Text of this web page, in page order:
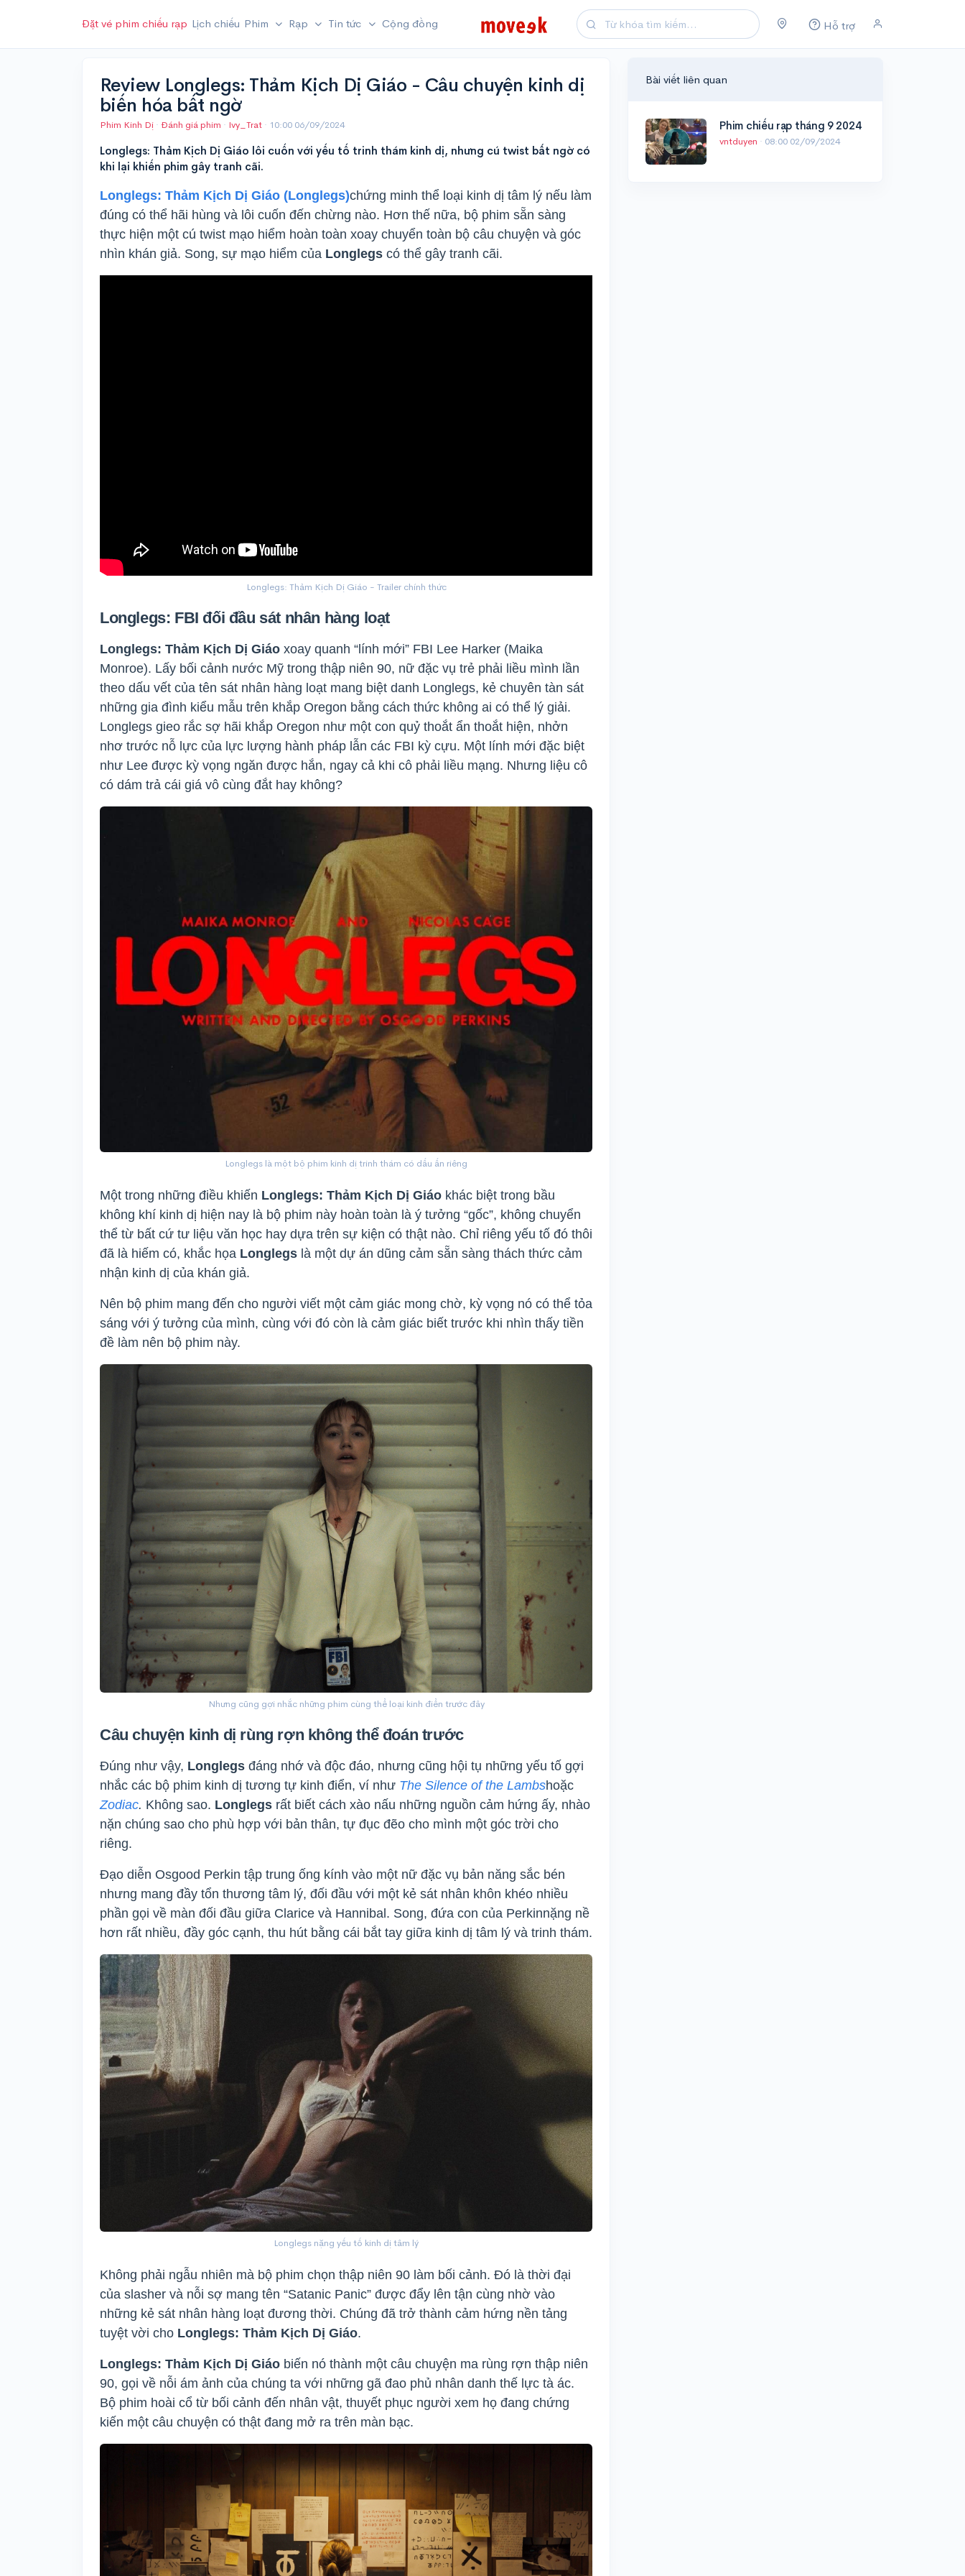
Hỗ trợ
Đặt vé phim chiếu rạp Lịch chiếu Phim Rạp Tin tức Cộng đồng
Review Longlegs: Thảm Kịch Dị Giáo - Câu chuyện kinh dị
biến hóa bất ngờ
Phim Kinh Dị · Đánh giá phim · Ivy_Trat · 10:00 06/09/2024
Longlegs: Thảm Kịch Dị Giáo lôi cuốn với yếu tố trinh thám kinh dị, nhưng cú twist bất ngờ có
khi lại khiến phim gây tranh cãi.
Longlegs: Thảm Kịch Dị Giáo (Longlegs)chứng minh thể loại kinh dị tâm lý nếu làm
đúng có thể hãi hùng và lôi cuốn đến chừng nào. Hơn thế nữa, bộ phim sẵn sàng
thực hiện một cú twist mạo hiểm hoàn toàn xoay chuyển toàn bộ câu chuyện và góc
nhìn khán giả. Song, sự mạo hiểm của Longlegs có thể gây tranh cãi.
Longlegs: Thảm Kịch Dị Giáo - Trailer chính thức
Longlegs: FBI đối đầu sát nhân hàng loạt
Longlegs: Thảm Kịch Dị Giáo xoay quanh “lính mới” FBI Lee Harker (Maika
Monroe). Lấy bối cảnh nước Mỹ trong thập niên 90, nữ đặc vụ trẻ phải liều mình lần
theo dấu vết của tên sát nhân hàng loạt mang biệt danh Longlegs, kẻ chuyên tàn sát
những gia đình kiểu mẫu trên khắp Oregon bằng cách thức không ai có thể lý giải.
Longlegs gieo rắc sợ hãi khắp Oregon như một con quỷ thoắt ẩn thoắt hiện, nhởn
nhơ trước nỗ lực của lực lượng hành pháp lẫn các FBI kỳ cựu. Một lính mới đặc biệt
như Lee được kỳ vọng ngăn được hắn, ngay cả khi cô phải liều mạng. Nhưng liệu cô
có dám trả cái giá vô cùng đắt hay không?
Longlegs là một bộ phim kinh dị trinh thám có dấu ấn riêng
Một trong những điều khiến Longlegs: Thảm Kịch Dị Giáo khác biệt trong bầu
không khí kinh dị hiện nay là bộ phim này hoàn toàn là ý tưởng “gốc”, không chuyển
thể từ bất cứ tư liệu văn học hay dựa trên sự kiện có thật nào. Chỉ riêng yếu tố đó thôi
đã là hiếm có, khắc họa Longlegs là một dự án dũng cảm sẵn sàng thách thức cảm
nhận kinh dị của khán giả.
Nên bộ phim mang đến cho người viết một cảm giác mong chờ, kỳ vọng nó có thể tỏa
sáng với ý tưởng của mình, cùng với đó còn là cảm giác biết trước khi nhìn thấy tiền
đề làm nên bộ phim này.
Nhưng cũng gợi nhắc những phim cùng thể loại kinh điển trước đây
Câu chuyện kinh dị rùng rợn không thể đoán trước
Đúng như vậy, Longlegs đáng nhớ và độc đáo, nhưng cũng hội tụ những yếu tố gợi
nhắc các bộ phim kinh dị tương tự kinh điển, ví như The Silence of the Lambshoặc
Zodiac. Không sao. Longlegs rất biết cách xào nấu những nguồn cảm hứng ấy, nhào
nặn chúng sao cho phù hợp với bản thân, tự đục đẽo cho mình một góc trời cho
riêng.
Đạo diễn Osgood Perkin tập trung ống kính vào một nữ đặc vụ bản năng sắc bén
nhưng mang đầy tổn thương tâm lý, đối đầu với một kẻ sát nhân khôn khéo nhiều
phần gọi về màn đối đầu giữa Clarice và Hannibal. Song, đứa con của Perkinnặng nề
hơn rất nhiều, đầy góc cạnh, thu hút bằng cái bắt tay giữa kinh dị tâm lý và trinh thám.
Longlegs nặng yếu tố kinh dị tâm lý
Không phải ngẫu nhiên mà bộ phim chọn thập niên 90 làm bối cảnh. Đó là thời đại
của slasher và nỗi sợ mang tên “Satanic Panic” được đẩy lên tận cùng nhờ vào
những kẻ sát nhân hàng loạt đương thời. Chúng đã trở thành cảm hứng nền tảng
tuyệt vời cho Longlegs: Thảm Kịch Dị Giáo.
Longlegs: Thảm Kịch Dị Giáo biến nó thành một câu chuyện ma rùng rợn thập niên
90, gọi về nỗi ám ảnh của chúng ta với những gã đao phủ nhân danh thế lực tà ác.
Bộ phim hoài cổ từ bối cảnh đến nhân vật, thuyết phục người xem họ đang chứng
kiến một câu chuyện có thật đang mở ra trên màn bạc.
Bài viết liên quan
Phim chiếu rạp tháng 9 2024
vntduyen · 08:00 02/09/2024